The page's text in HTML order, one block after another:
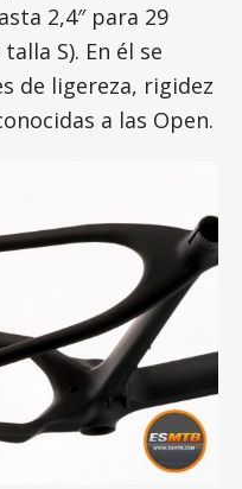
2,4″ para 29
S). En él se
de ligereza, rigidez
a las Open.